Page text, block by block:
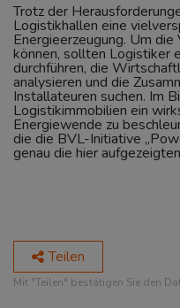
Trotz der
Logistikhallen eine
Energieerzeugung. Um
können, sollten Logistiker
durchführen, die
analysieren und die
Installateuren suchen. Im
Logistikimmobilien ein
Energiewende zu
die die BVL-Initiative
genau die hier
Teilen
Mit "Teilen" bestätigen Sie den